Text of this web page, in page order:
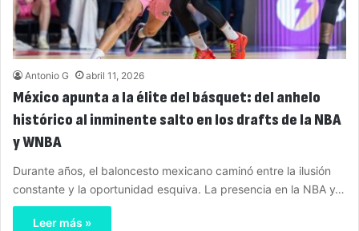
Antonio G abril 11, 2026
México apunta a la élite del básquet: del anhelo
histórico al inminente salto en los drafts de la NBA
y WNBA
Durante años, el baloncesto mexicano caminó entre la ilusión
constante y la oportunidad esquiva. La presencia en la NBA y…
Leer más »